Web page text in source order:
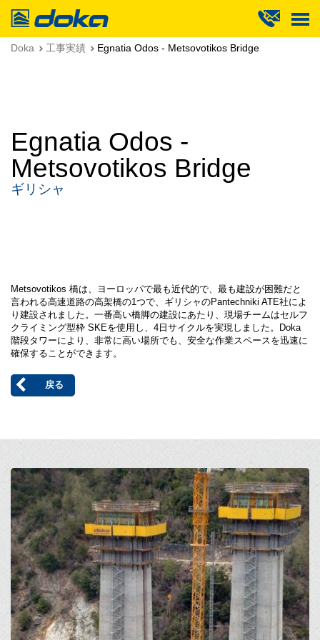
Doka
Doka 工事実績 Egnatia Odos - Metsovotikos Bridge
Egnatia Odos -
Metsovotikos Bridge
ギリシャ
Metsovotikos 橋は、ヨーロッパで最も近代的で、最も建設が困難だと
言われる高速道路の高架橋の1つで、ギリシャのPantechniki ATE社によ
り建設されました。一番高い橋脚の建設にあたり、現場チームはセルフ
クライミング型枠 SKEを使用し、4日サイクルを実現しました。Doka
階段タワーにより、非常に高い場所でも、安全な作業スペースを迅速に
確保することができます。
戻る
Open